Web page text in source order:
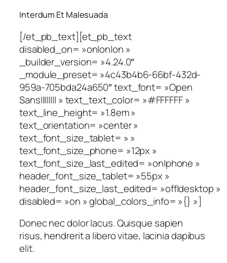
Interdum Et Malesuada
[/et_pb_text][et_pb_text
disabled_on= »on|on|on »
_builder_version= »4.24.0″
_module_preset= »4c43b4b6-66bf-432d-
959a-705bda24a650″ text_font= »Open
Sans|||||||| » text_text_color= »#FFFFFF »
text_line_height= »1.8em »
text_orientation= »center »
text_font_size_tablet= » »
text_font_size_phone= »12px »
text_font_size_last_edited= »on|phone »
header_font_size_tablet= »55px »
header_font_size_last_edited= »off|desktop »
disabled= »on » global_colors_info= »{} »]
Donec nec dolor lacus. Quisque sapien
risus, hendrerit a libero vitae, lacinia dapibus
elit.